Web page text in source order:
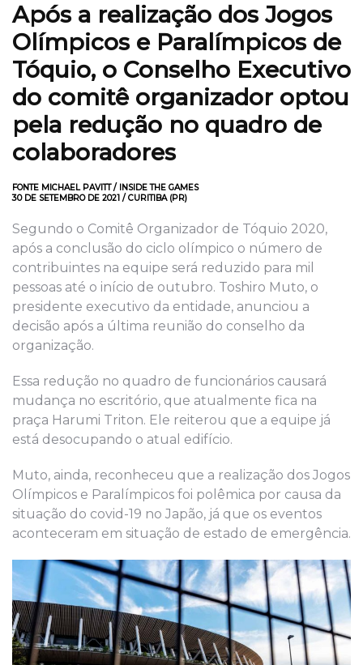
Após a realização dos Jogos
Olímpicos e Paralímpicos de
Tóquio, o Conselho Executivo
do comitê organizador optou
pela redução no quadro de
colaboradores
FONTE MICHAEL PAVITT / INSIDE THE GAMES
30 DE SETEMBRO DE 2021 / CURITIBA (PR)
Segundo o Comitê Organizador de Tóquio 2020,
após a conclusão do ciclo olímpico o número de
contribuintes na equipe será reduzido para mil
pessoas até o início de outubro. Toshiro Muto, o
presidente executivo da entidade, anunciou a
decisão após a última reunião do conselho da
organização.
Essa redução no quadro de funcionários causará
mudança no escritório, que atualmente fica na
praça Harumi Triton. Ele reiterou que a equipe já
está desocupando o atual edifício.
Muto, ainda, reconheceu que a realização dos Jogos
Olímpicos e Paralímpicos foi polêmica por causa da
situação do covid-19 no Japão, já que os eventos
aconteceram em situação de estado de emergência.